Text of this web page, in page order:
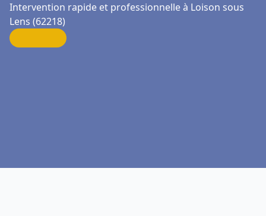
Intervention rapide et professionnelle à Loison sous
Lens (62218)